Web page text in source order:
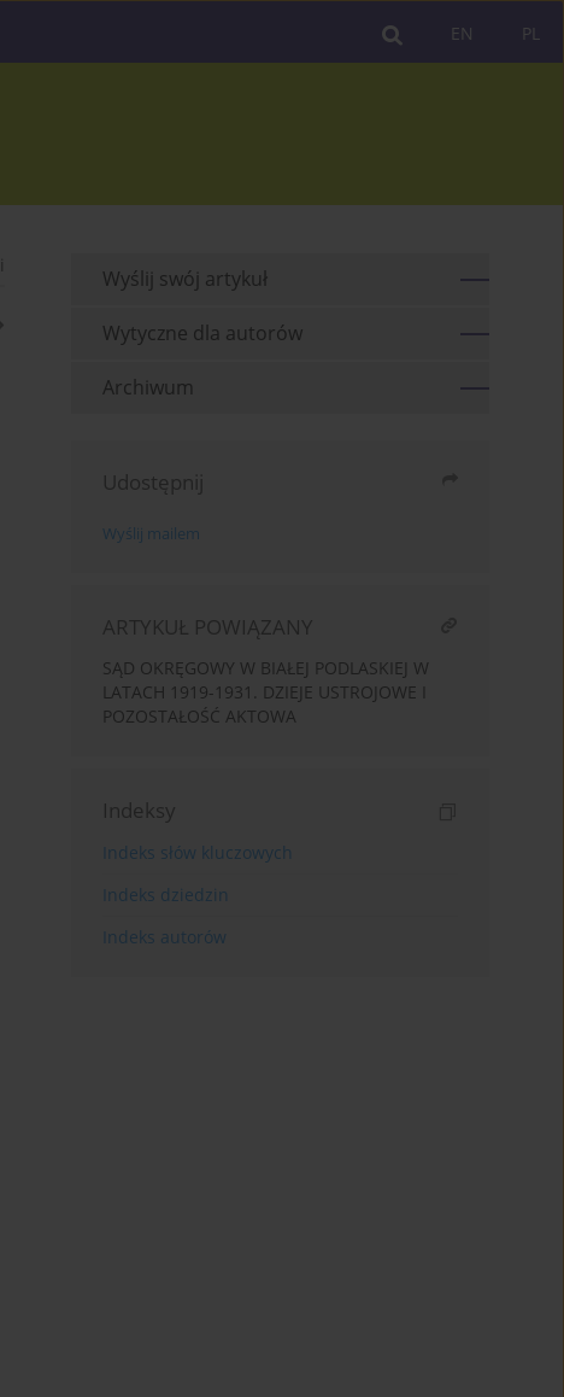
PL
EN
Wyślij swój artykuł
Wytyczne dla autorów
Archiwum
Udostępnij
Wyślij mailem
ARTYKUŁ POWIĄZANY
SĄD OKRĘGOWY W BIAŁEJ PODLASKIEJ W
LATACH 1919-1931. DZIEJE USTROJOWE I
POZOSTAŁOŚĆ AKTOWA
Indeksy
Indeks słów kluczowych
Indeks dziedzin
Indeks autorów